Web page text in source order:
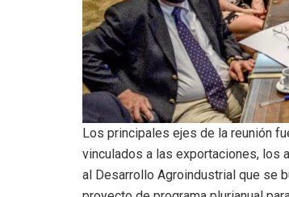
Los principales ejes de la reunión
vinculados a las exportaciones, los
al Desarrollo Agroindustrial que se